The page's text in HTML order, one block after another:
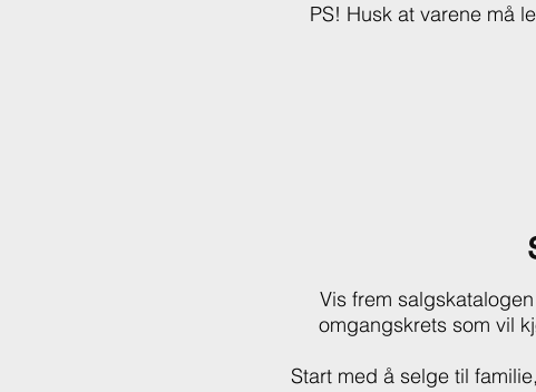
PS! Husk at varene må
Vis frem
omgangskrets som vil
Start med å selge til